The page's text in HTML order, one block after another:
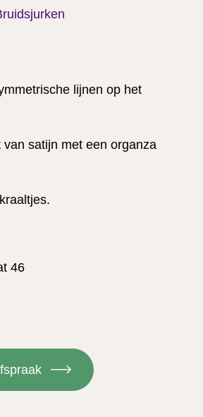
lijnen op het
satijn met een organza
46